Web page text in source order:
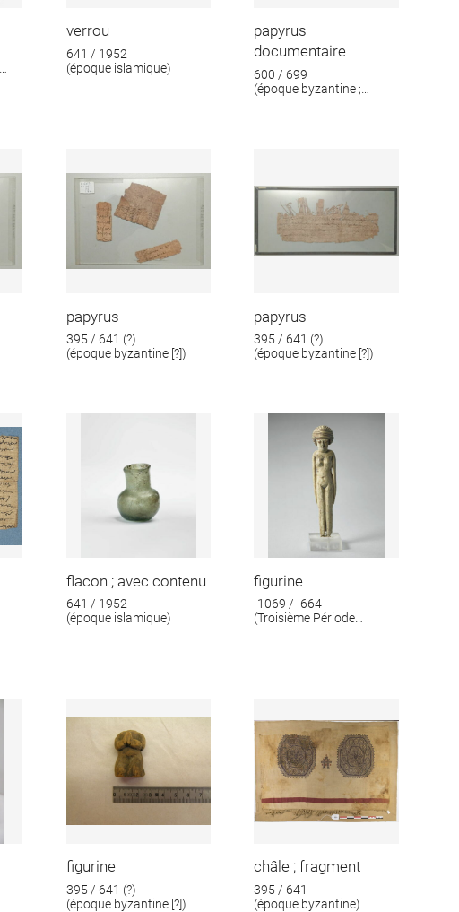
verrou
641 / 1952
(époque islamique)
papyrus
documentaire
600 / 699
(époque byzantine ;
papyrus
395 / 641 (?)
(époque byzantine [?])
papyrus
395 / 641 (?)
(époque byzantine [?])
flacon ; avec contenu
641 / 1952
(époque islamique)
figurine
-1069 / -664
(Troisième Période
figurine
395 / 641 (?)
(époque byzantine [?])
châle ; fragment
395 / 641
(époque byzantine)